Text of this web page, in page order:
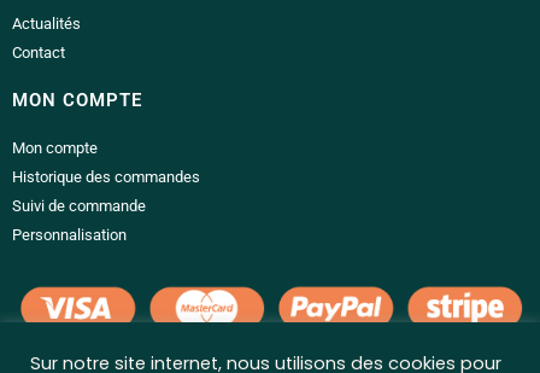
Actualités
Contact
MON COMPTE
Mon compte
Historique des commandes
Suivi de commande
Personnalisation
Sur notre site internet, nous utilisons des cookies pour